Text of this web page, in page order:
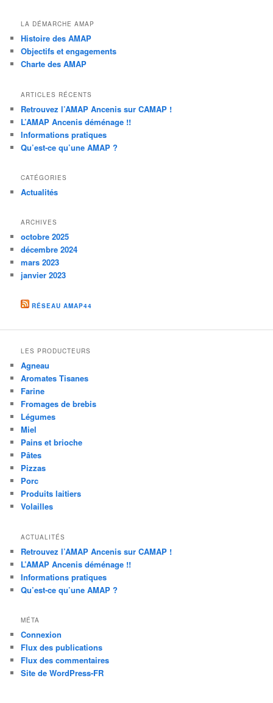
LA DÉMARCHE AMAP
Histoire des AMAP
Objectifs et engagements
Charte des AMAP
ARTICLES RÉCENTS
Retrouvez l’AMAP Ancenis sur CAMAP !
L’AMAP Ancenis déménage !!
Informations pratiques
Qu’est-ce qu’une AMAP ?
CATÉGORIES
Actualités
ARCHIVES
octobre 2025
décembre 2024
mars 2023
janvier 2023
RÉSEAU AMAP44
LES PRODUCTEURS
Agneau
Aromates Tisanes
Farine
Fromages de brebis
Légumes
Miel
Pains et brioche
Pâtes
Pizzas
Porc
Produits laitiers
Volailles
ACTUALITÉS
Retrouvez l’AMAP Ancenis sur CAMAP !
L’AMAP Ancenis déménage !!
Informations pratiques
Qu’est-ce qu’une AMAP ?
MÉTA
Connexion
Flux des publications
Flux des commentaires
Site de WordPress-FR